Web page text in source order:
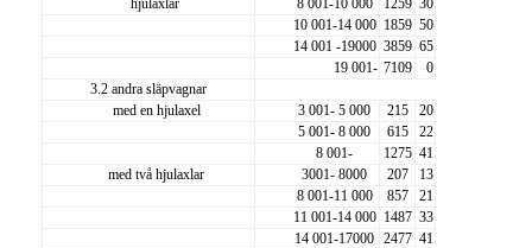
hjulaxlar
8 001-10 000 1259 30
10 001-14 000 1859 50
14 001 -19000 3859 65
19 001- 7109
0
3.2 andra släpvagnar
med en hjulaxel
3 001- 5 000 215
20
5 001- 8 000
615
22
8 001-
1275 41
med två hjulaxlar
3001- 8000 207
13
8 001-11 000
857
21
11 001-14 000 1487 33
14 001-17000 2477 41